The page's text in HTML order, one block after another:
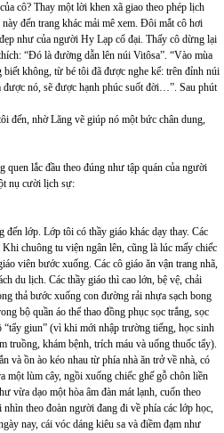
cô? Thay một lời khen xã giao theo phép lịch
đến trang khác mải mê xem. Đôi mắt cô hơi
như của người Hy Lạp cổ đại. Thấy cô dừng lại
“Đó là đường dẫn lên núi Vitôsa”. “Vào mùa
không, từ bé tôi đã được nghe kể: trên đỉnh núi
nó, sẽ được hạnh phúc suốt đời…”. Sau phút
đến, nhờ Lăng vẽ giúp nó một bức chân dung,
lắc đầu theo đúng như tập quán của người
nụ cười lịch sự:
lớp. Lớp tôi có thầy giáo khác dạy thay. Các
chuông tu viện ngân lên, cũng là lúc mấy chiếc
viên bước xuống. Các cô giáo ăn vận trang nhã,
du lịch. Các thầy giáo thì cao lớn, bệ vệ, chải
thả bước xuống con đường rải nhựa sạch bong
bộ quần áo thể thao đồng phục sọc trắng, sọc
giun” (vì khi mới nhập trường tiếng, học sinh
truồng, khám bệnh, trích máu và uống thuốc tẩy).
và ồn ào kéo nhau từ phía nhà ăn trở về nhà, có
một lùm cây, ngồi xuống chiếc ghế gỗ chôn liền
vừa dạo một hòa âm đàn mát lạnh, cuốn theo
theo đoàn người đang đi về phía các lớp học,
nay, cái vóc dáng kiêu sa và điềm đạm như